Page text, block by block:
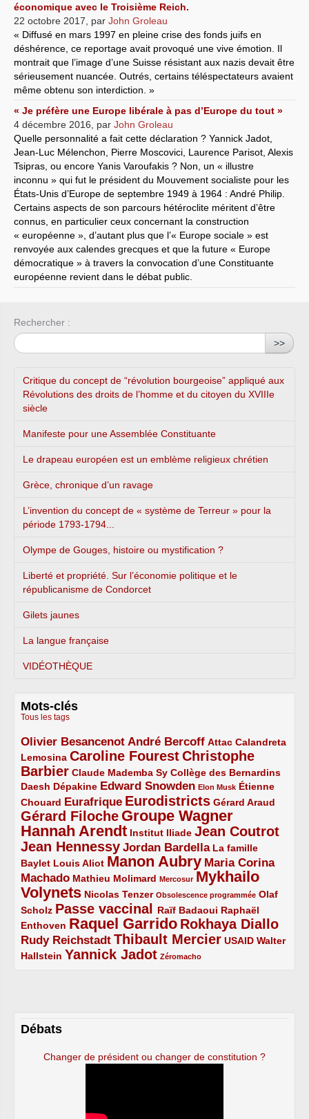
économique avec le Troisième Reich.
22 octobre 2017
par John Groleau
« Diffusé en mars 1997 en pleine crise des fonds juifs en
déshérence, ce reportage avait provoqué une vive émotion. Il
montrait que l’image d’une Suisse résistant aux nazis devait être
sérieusement nuancée. Outrés, certains téléspectateurs avaient
même obtenu son interdiction. »
« Je préfère une Europe libérale à pas d’Europe du tout »
4 décembre 2016
par John Groleau
Quelle personnalité a fait cette déclaration ? Yannick Jadot,
Jean-Luc Mélenchon, Pierre Moscovici, Laurence Parisot, Alexis
Tsipras, ou encore Yanis Varoufakis ? Non, un « illustre
inconnu » qui fut le président du Mouvement socialiste pour les
États-Unis d’Europe de septembre 1949 à 1964 : André Philip.
Certains aspects de son parcours hétéroclite méritent d’être
connus, en particulier ceux concernant la construction
« européenne », d’autant plus que l’« Europe sociale » est
renvoyée aux calendes grecques et que la future « Europe
démocratique » à travers la convocation d’une Constituante
européenne revient dans le débat public.
Rechercher :
>>
Critique du concept de “révolution bourgeoise” appliqué aux
Révolutions des droits de l’homme et du citoyen du XVIIIe
siècle
Manifeste pour une Assemblée Constituante
Le drapeau européen est un emblème religieux chrétien
Grèce, chronique d’un ravage
L’invention du concept de « système de Terreur » pour la
période 1793-1794...
Olympe de Gouges, histoire ou mystification ?
Liberté et propriété. Sur l’économie politique et le
républicanisme de Condorcet
Gilets jaunes
La langue française
VIDÉOTHÈQUE
Mots-clés
Tous les tags
Olivier Besancenot
3/5 André Bercoff
3/5 Attac
2/5
Calandreta
Lemosina
2/5 Caroline Fourest
4/5
Christophe
Barbier
4/5 Claude Mademba Sy
2/5 Collège des Bernardins
2/5
Daesh
2/5 Dépakine
2/5 Edward Snowden
3/5 Elon Musk
1/5
Étienne
Chouard
2/5 Eurafrique
3/5 Eurodistricts
4/5 Gérard Araud
2/5
Gérard Filoche
4/5 Groupe Wagner
5/5
Hannah Arendt
5/5 Institut Iliade
2/5 Jean Coutrot
4/5
Jean Hennessy
4/5 Jordan Bardella
3/5
La famille
Baylet
2/5 Louis Aliot
2/5 Manon Aubry
5/5
Maria Corina
Machado
3/5 Mathieu Molimard
2/5 Mercosur
1/5
Mykhailo
Volynets
5/5 Nicolas Tenzer
2/5 Obsolescence programmée
1/5
Olaf
Scholz
2/5 Passe vaccinal
4/5 Raïf Badaoui
2/5
Raphaël
Enthoven
2/5 Raquel Garrido
5/5 Rokhaya Diallo
4/5
Rudy Reichstadt
3/5 Thibault Mercier
4/5 USAID
2/5
Walter
Hallstein
2/5 Yannick Jadot
4/5 Zéromacho
1/5
Débats
Changer de président ou changer de constitution ?